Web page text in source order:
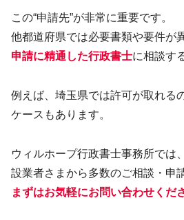
この“申請先”が非常に重要です。
他都道府県では必要書類や要件が
申請に精通した行政書士に相談す
例えば、埼玉県では許可が取れる
ケースもあります。
ウィルホープ行政書士事務所では
設業者さまから多数のご相談・申
まずはお気軽にお問い合わせくだ